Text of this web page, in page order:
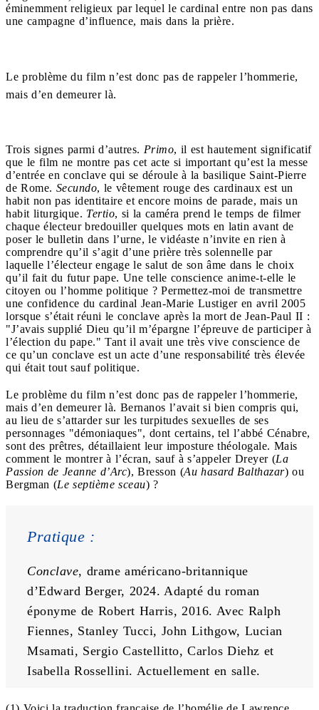
éminemment religieux par lequel le cardinal entre non pas dans
une campagne d’influence, mais dans la prière.
Le problème du film n’est donc pas de rappeler l’hommerie,
mais d’en demeurer là.
Trois signes parmi d’autres. Primo, il est hautement significatif
que le film ne montre pas cet acte si important qu’est la messe
d’entrée en conclave qui se déroule à la basilique Saint-Pierre
de Rome. Secundo, le vêtement rouge des cardinaux est un
habit non pas identitaire et encore moins de parade, mais un
habit liturgique. Tertio, si la caméra prend le temps de filmer
chaque électeur bredouiller quelques mots en latin avant de
poser le bulletin dans l’urne, le vidéaste n’invite en rien à
comprendre qu’il s’agit d’une prière très solennelle par
laquelle l’électeur engage le salut de son âme dans le choix
qu’il fait du futur pape. Une telle conscience anime-t-elle le
citoyen ou l’homme politique ? Permettez-moi de transmettre
une confidence du cardinal Jean-Marie Lustiger en avril 2005
lorsque s’était réuni le conclave après la mort de Jean-Paul II :
"J’avais supplié Dieu qu’il m’épargne l’épreuve de participer à
l’élection du pape." Tant il avait une très vive conscience de
ce qu’un conclave est un acte d’une responsabilité très élevée
qui était tout sauf politique.
Le problème du film n’est donc pas de rappeler l’hommerie,
mais d’en demeurer là. Bernanos l’avait si bien compris qui,
au lieu de s’attarder sur les turpitudes sexuelles de ses
personnages "démoniaques", dont certains, tel l’abbé Cénabre,
sont des prêtres, détaillaient leur imposture théologale. Mais
comment le montrer à l’écran, sauf à s’appeler Dreyer (La
Passion de Jeanne d’Arc), Bresson (Au hasard Balthazar) ou
Bergman (Le septième sceau) ?
Pratique :
Conclave, drame américano-britannique
d’Edward Berger, 2024. Adapté du roman
éponyme de Robert Harris, 2016. Avec Ralph
Fiennes, Stanley Tucci, John Lithgow, Lucian
Msamati, Sergio Castellitto, Carlos Diehz et
Isabella Rossellini. Actuellement en salle.